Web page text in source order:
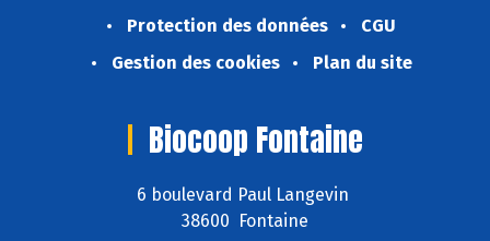
Protection des données
CGU
Gestion des cookies
Plan du site
Biocoop Fontaine
6 boulevard Paul Langevin
38600 Fontaine